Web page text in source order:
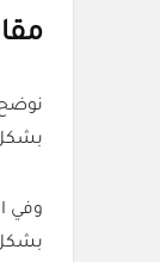
نوضح
وفي